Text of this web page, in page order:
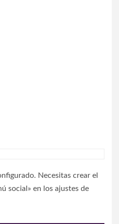
Necesitas crear el
social» en los ajustes de